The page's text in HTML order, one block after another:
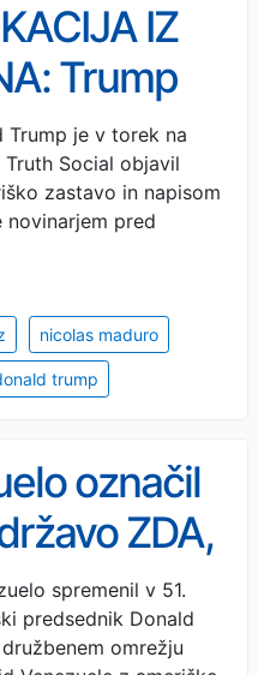
IZ
Trump
del ZDA
Trump je v torek na
Social objavil
zastavo in napisom
novinarjem pred
nicolas maduro
trump
označil
ZDA,
v načrtu«
spremenil v 51.
predsednik Donald
omrežju